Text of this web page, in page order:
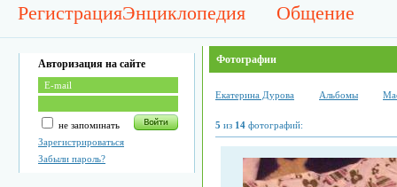
РегистрацияЭнциклопедия Общение
Авторизация на сайте
не запоминать
Зарегистрироваться
Забыли пароль?
Фотографии
Екатерина Дурова Альбомы
5 из 14 фотографий: